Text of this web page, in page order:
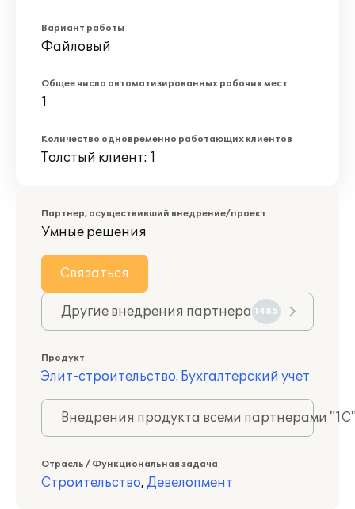
Вариант работы
Файловый
Общее число автоматизированных рабочих мест
1
Количество одновременно работающих клиентов
Толстый клиент: 1
Партнер, осуществивший внедрение/проект
Умные решения
Связаться
Другие внедрения партнера 1485
Продукт
Элит-строительство. Бухгалтерский учет
Внедрения продукта всеми партнерами
Отрасль / Функциональная задача
Строительство, Девелопмент